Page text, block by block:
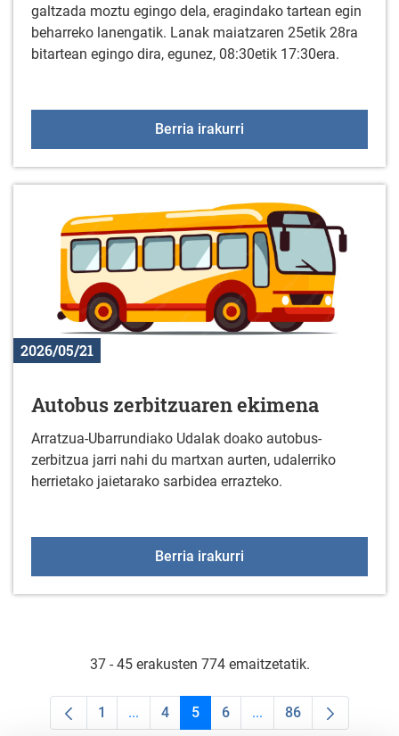
galtzada moztu egingo dela, eragindako tartean egin
beharreko lanengatik. Lanak maiatzaren 25etik 28ra
bitartean egingo dira, egunez, 08:30etik 17:30era.
Berria irakurri
2026/05/21
Autobus zerbitzuaren ekimena
Arratzua-Ubarrundiako Udalak doako autobus-
zerbitzua jarri nahi du martxan aurten, udalerriko
herrietako jaietarako sarbidea errazteko.
Berria irakurri
37 - 45 erakusten 774 emaitzetatik.
Orrialdea
1 ...Intermediate Pages Use TAB to navigate.
Orrialdea
4 Orrialdea
5 Orrialdea
6 ...Intermediate Pages
Orrialdea
86